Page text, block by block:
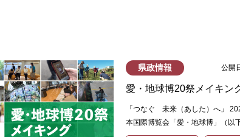
県政情報 公開
愛・地球博20祭メイキン
「つなぐ 未来（あした）へ」
本国際博覧会「愛・地球博」（以